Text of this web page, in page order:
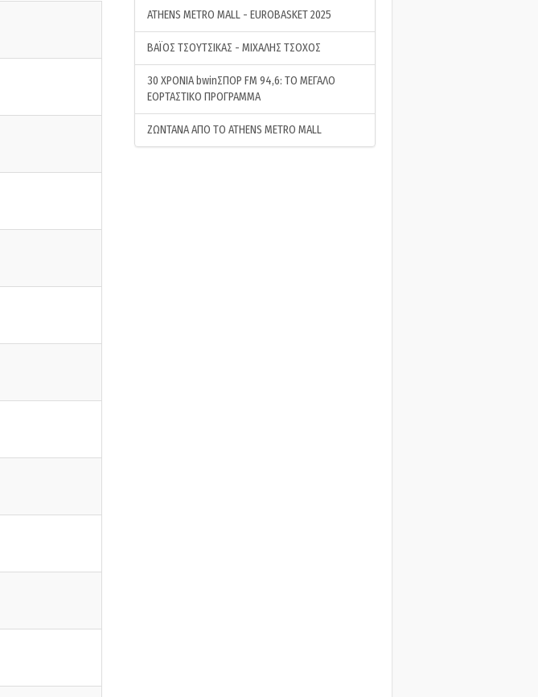
ATHENS METRO MALL - EUROBASKET 2025
ΒΑΪΟΣ ΤΣΟΥΤΣΙΚΑΣ - ΜΙΧΑΛΗΣ ΤΣΟΧΟΣ
30 ΧΡΟΝΙΑ bwinΣΠΟΡ FM 94,6: ΤΟ ΜΕΓΑΛΟ
ΕΟΡΤΑΣΤΙΚΟ ΠΡΟΓΡΑΜΜΑ
ΖΩΝΤΑΝΑ ΑΠΟ ΤΟ ATHENS METRO MALL